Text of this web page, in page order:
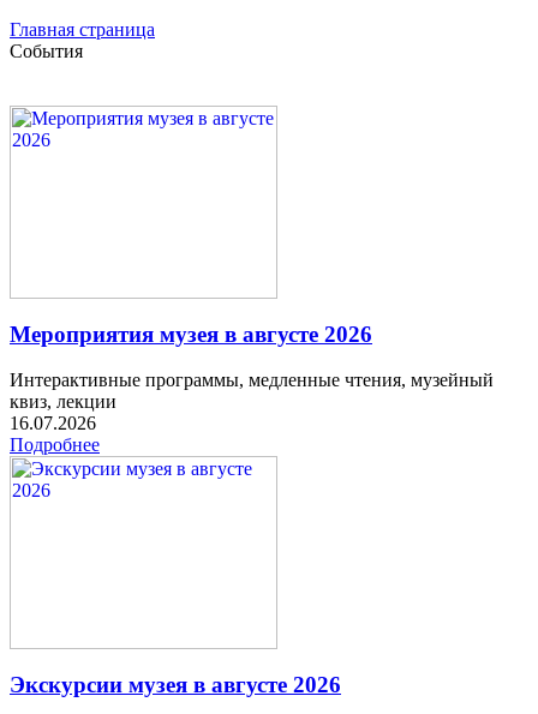
Главная страница
События
Мероприятия музея в августе 2026
Интерактивные программы, медленные чтения, музейный
квиз, лекции
16.07.2026
Подробнее
Экскурсии музея в августе 2026